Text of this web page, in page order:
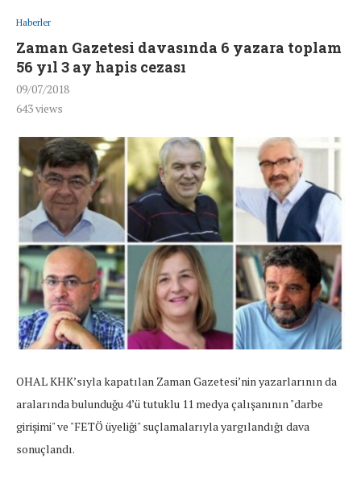
Haberler
Zaman Gazetesi davasında 6 yazara toplam
56 yıl 3 ay hapis cezası
09/07/2018
643views
OHAL KHK’sıyla kapatılan Zaman Gazetesi’nin yazarlarının da
aralarında bulunduğu 4’ü tutuklu 11 medya çalışanının "darbe
girişimi" ve "FETÖ üyeliği" suçlamalarıyla yargılandığı dava
sonuçlandı.